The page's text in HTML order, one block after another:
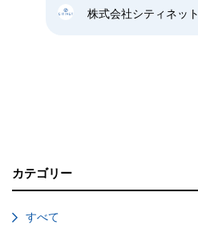
株式会社シティネット
カテゴリー
すべて